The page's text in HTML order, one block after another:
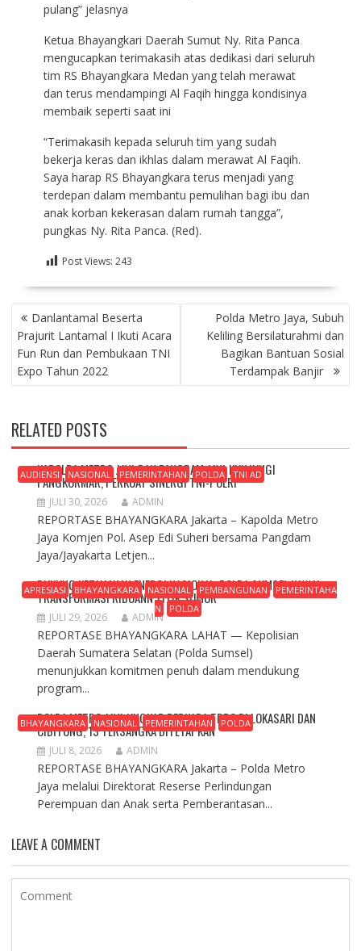
pulang” jelasnya
Ketua Bhayangkari Daerah Sumut Ny. Rita Panca
mengucapkan terimakasih atas dedikasi dari seluruh
tim RS Bhayangkara Medan yang telah merawat
dan terus mendampingi Al Faqih hingga kondisinya
membaik seperti saat ini
“Terimakasih kepada seluruh tim yang sudah
bekerja keras dan ikhlas dalam merawat Al Faqih.
Saya harap RS Bhayangkara terus menjadi yang
terdepan dalam membantu pemulihan bagi ibu dan
anak korban kekerasan dalam rumah tangga”,
pungkas Ny. Rita Panca. (Red).
Post Views: 243
NAVIGASI
POSDanlantamal Beserta
Prajurit Lantamal I Ikuti Acara
Fun Run dan Pembukaan TNI
Expo Tahun 2022
Polda Metro Jaya, Subuh
Keliling Bersilaturahmi dan
Bagikan Bantuan Sosial
Terdampak Banjir
RELATED POSTS
AUDIENSI NASIONAL PEMERINTAHAN POLDA TNI AD
KAPOLDA METRO JAYA DAN PANGDAM JAYA KUNJUNGI
PANGKORMAR, PERKUAT SINERGI TNI-POLRI
JULI 30, 2026 ADMIN
REPORTASE BHAYANGKARA Jakarta – Kapolda Metro
Jaya Komjen Pol. Asep Edi Suheri bersama Pangdam
Jaya/Jayakarta Letjen...
APRESIASI BHAYANGKARA NASIONAL PEMBANGUNAN
PEMERINTAHA
N
POLDA
DUKUNG KETAHANAN ENERGI NASIONAL, POLDA SUMSEL KAWAL
TRANSFORMASI RIBUANN TITIK SUMUR
JULI 29, 2026 ADMIN
REPORTASE BHAYANGKARA ​LAHAT — Kepolisian
Daerah Sumatera Selatan (Polda Sumsel)
menunjukkan komitmen penuh dalam mendukung
program...
BHAYANGKARA NASIONAL PEMERINTAHAN POLDA
POLDA METRO JAYA UNGKAP PERKARA TPPO DI LOKASARI DAN
CIBITUNG, 13 TERSANGKA DITETAPKAN
JULI 8, 2026 ADMIN
REPORTASE BHAYANGKARA Jakarta – Polda Metro
Jaya melalui Direktorat Reserse Perlindungan
Perempuan dan Anak serta Pemberantasan...
LEAVE A COMMENT